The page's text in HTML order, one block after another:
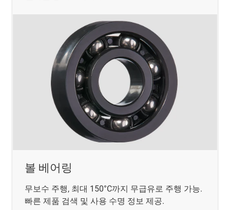
볼 베어링
무보수 주행, 최대 150°C까지 무급유로 주행 가능.
빠른 제품 검색 및 사용 수명 정보 제공.